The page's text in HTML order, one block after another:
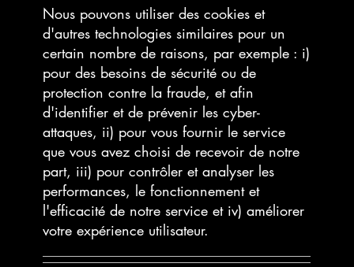
Nous pouvons utiliser des cookies et
d'autres technologies similaires pour un
certain nombre de raisons, par exemple : i)
pour des besoins de sécurité ou de
protection contre la fraude, et afin
d'identifier et de prévenir les cyber-
attaques, ii) pour vous fournir le service
que vous avez choisi de recevoir de notre
part, iii) pour contrôler et analyser les
performances, le fonctionnement et
l'efficacité de notre service et iv) améliorer
votre expérience utilisateur.